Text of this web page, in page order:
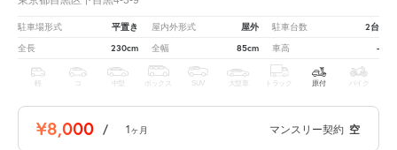
駐車場形式 平置き 屋内外形式 屋外 駐車台数 2台
全長 230cm 全幅 85cm 車高 -
軽 中型 ボックス SUV 大型車 トラック 原付 バイク
¥8,000 / 1ヶ月 マンスリー契約 空